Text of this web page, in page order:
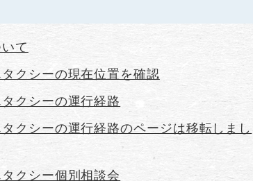
て
クシーの現在位置を確認
クシーの運行経路
クシーの運行経路のページは移転しまし
クシー個別相談会